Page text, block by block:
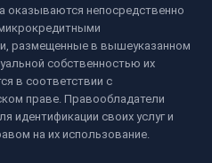
оказываются непосредственно
размещенные в вышеуказанном
собственностью их
в соответствии с
праве. Правообладатели
идентификации своих услуг и
на их использование.